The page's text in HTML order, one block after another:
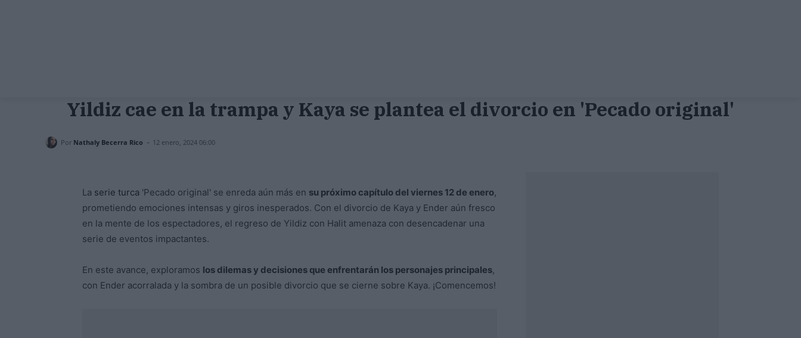
Yildiz cae en la trampa y Kaya se plantea el divorcio en 'Pecado original'
Por Nathaly Becerra Rico - 12 enero, 2024 06:00
La serie turca 'Pecado original' se enreda aún más en su próximo capítulo del viernes 12 de enero,
prometiendo emociones intensas y giros inesperados. Con el divorcio de Kaya y Ender aún fresco
en la mente de los espectadores, el regreso de Yildiz con Halit amenaza con desencadenar una
serie de eventos impactantes.
En este avance, exploramos los dilemas y decisiones que enfrentarán los personajes principales,
con Ender acorralada y la sombra de un posible divorcio que se cierne sobre Kaya. ¡Comencemos!